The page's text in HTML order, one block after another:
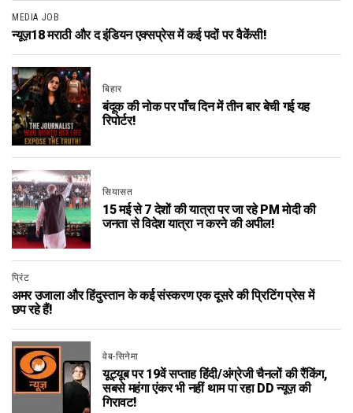
MEDIA JOB
न्यूज़18 मराठी और द इंडियन एक्सप्रेस में कई पदों पर वैकेंसी!
बिहार
बंदूक की नोक पर पाँच दिन में तीन बार बेची गई यह
रिपोर्टर!
सियासत
15 मई से 7 देशों की यात्रा पर जा रहे PM मोदी की
जनता से विदेश यात्रा न करने की अपील!
प्रिंट
अमर उजाला और हिंदुस्तान के कई संस्करण एक दूसरे की प्रिटिंग प्रेस में
छप रहे हैं!
वेब-सिनेमा
यूट्यूब पर 19वें सप्ताह हिंदी/अंग्रेजी चैनलों की रैंकिंग,
सबसे महंगा एंकर भी नहीं थाम पा रहा DD न्यूज़ की
गिरावट!